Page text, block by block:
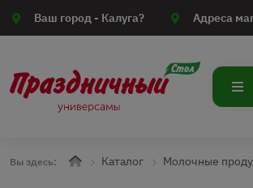
Ваш город - Калуга? Адреса
Вы здесь: Каталог Молочные